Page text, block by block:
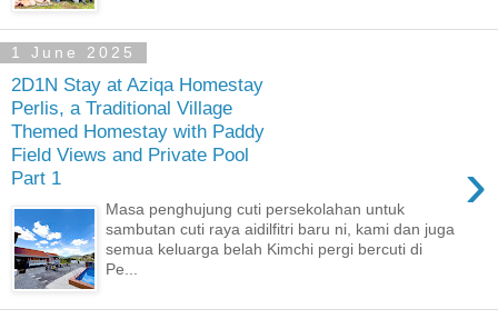
1 June 2025
2D1N Stay at Aziqa Homestay
Perlis, a Traditional Village
Themed Homestay with Paddy
Field Views and Private Pool
Part 1
›
Masa penghujung cuti persekolahan untuk
sambutan cuti raya aidilfitri baru ni, kami dan juga
semua keluarga belah Kimchi pergi bercuti di
Pe...